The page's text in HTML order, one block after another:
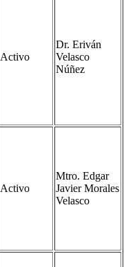
Activo
Dr. Eriván
Velasco
Núñez
Activo
Mtro. Edgar
Javier Morales
Velasco